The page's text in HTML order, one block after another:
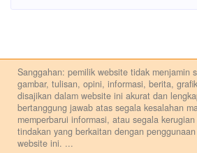
Sanggahan: pemilik website tidak menjamin
gambar, tulisan, opini, informasi, berita,
disajikan dalam website ini akurat dan
bertanggung jawab atas segala kesalahan
memperbarui informasi, atau segala
tindakan yang berkaitan dengan
website ini. ...